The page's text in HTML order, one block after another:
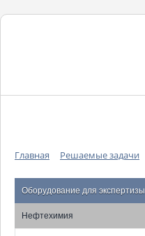
Главная Решаемые задачи
Оборудование для экспертизы
Нефтехимия